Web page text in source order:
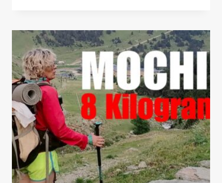
DE
MONTAÑA
ESTE
BLACK
FRIDAY?